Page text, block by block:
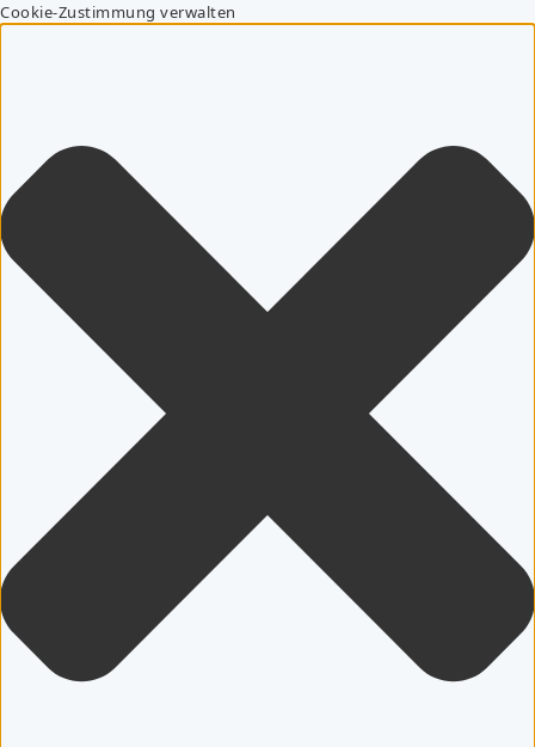
Cookie-Zustimmung verwalten